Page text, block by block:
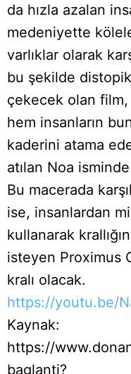
da hızla azalan
medeniyette
varlıklar olarak
bu şekilde
çekecek olan
hem insanların
kaderini atama
atılan Noa
Bu macerada
ise, insanlardan
kullanarak
isteyen Proximus
kralı olacak.
https://youtu.be/
Kaynak:
https://
baglanti?